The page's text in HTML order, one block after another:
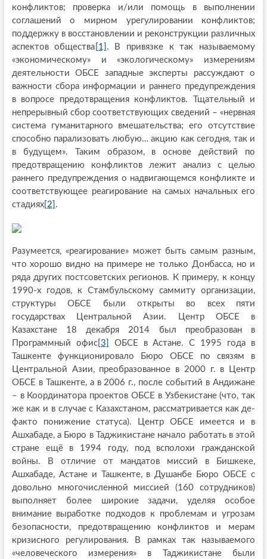
конфликтов; проверка и/или помощь в выполнении
соглашений о мирном урегулировании конфликтов;
поддержку в восстановлении и реконструкции различных
аспектов общества [1] . В привязке к так называемому
«экономическому» и «экологическому» измерениям
деятельности ОБСЕ западные эксперты рассуждают о
важности сбора информации и раннего предупреждения
в вопросе предотвращения конфликтов. Тщательный и
непрерывный сбор соответствующих сведений – «нервная
система гуманитарного вмешательства; его отсутствие
способно парализовать любую… акцию как сегодня, так и
в будущем». Таким образом, в основе действий по
предотвращению конфликтов лежит анализ с целью
раннего предупреждения о надвигающемся конфликте и
соответствующее реагирование на самых начальных его
стадиях[2] .
Разумеется, «реагирование» может быть самым разным,
что хорошо видно на примере не только Донбасса, но и
ряда других постсоветских регионов. К примеру, к концу
1990-х годов, к Стамбульскому саммиту организации,
структуры ОБСЕ были открыты во всех пяти
государствах Центральной Азии. Центр ОБСЕ в
Казахстане 18 декабря 2014 был преобразован в
Программный офис[3]
ОБСЕ в Астане. С 1995 года в
Ташкенте функционировало Бюро ОБСЕ по связям в
Центральной Азии, преобразованное в 2000 г. в Центр
ОБСЕ в Ташкенте, а в 2006 г., после событий в Андижане
– в Координатора проектов ОБСЕ в Узбекистане (что, так
же как и в случае с Казахстаном, рассматривается как де-
факто понижение статуса). Центр ОБСЕ имеется и в
Ашхабаде, а Бюро в Таджикистане начало работать в этой
стране ещё в 1994 году, под всполохи гражданской
войны. В отличие от мандатов миссий в Бишкеке,
Ашхабаде, Астане и Ташкенте, в Душанбе Бюро ОБСЕ с
довольно многочисленной миссией (160 сотрудников)
выполняет более широкие задачи, уделяя особое
внимание выработке подходов к проблемам и угрозам
безопасности, предотвращению конфликтов и мерам
кризисного регулирования. В рамках так называемого
«человеческого измерения» в Таджикистане были